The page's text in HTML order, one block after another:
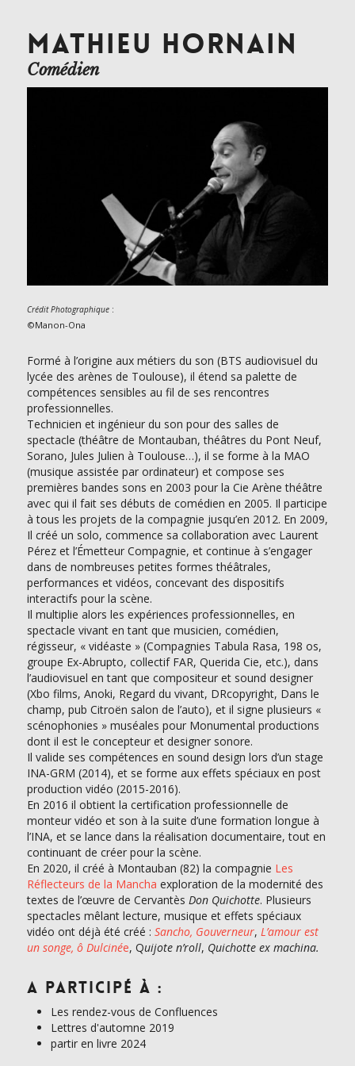
MATHIEU HORNAIN
Comédien
Crédit Photographique:
©Manon-Ona
Formé à l’origine aux métiers du son (BTS audiovisuel du
lycée des arènes de Toulouse), il étend sa palette de
compétences sensibles au fil de ses rencontres
professionnelles.
Technicien et ingénieur du son pour des salles de
spectacle (théâtre de Montauban, théâtres du Pont Neuf,
Sorano, Jules Julien à Toulouse…), il se forme à la MAO
(musique assistée par ordinateur) et compose ses
premières bandes sons en 2003 pour la Cie Arène théâtre
avec qui il fait ses débuts de comédien en 2005. Il participe
à tous les projets de la compagnie jusqu’en 2012. En 2009,
Il créé un solo, commence sa collaboration avec Laurent
Pérez et l’Émetteur Compagnie, et continue à s’engager
dans de nombreuses petites formes théâtrales,
performances et vidéos, concevant des dispositifs
interactifs pour la scène.
Il multiplie alors les expériences professionnelles, en
spectacle vivant en tant que musicien, comédien,
régisseur, « vidéaste » (Compagnies Tabula Rasa, 198 os,
groupe Ex-Abrupto, collectif FAR, Querida Cie, etc.), dans
l’audiovisuel en tant que compositeur et sound designer
(Xbo films, Anoki, Regard du vivant, DRcopyright, Dans le
champ, pub Citroën salon de l’auto), et il signe plusieurs «
scénophonies » muséales pour Monumental productions
dont il est le concepteur et designer sonore.
Il valide ses compétences en sound design lors d’un stage
INA-GRM (2014), et se forme aux effets spéciaux en post
production vidéo (2015-2016).
En 2016 il obtient la certification professionnelle de
monteur vidéo et son à la suite d’une formation longue à
l’INA, et se lance dans la réalisation documentaire, tout en
continuant de créer pour la scène.
En 2020, il créé à Montauban (82) la compagnie Les
Réflecteurs de la Mancha exploration de la modernité des
textes de l’œuvre de Cervantès Don Quichotte. Plusieurs
spectacles mêlant lecture, musique et effets spéciaux
vidéo ont déjà été créé : Sancho, Gouverneur, L’amour est
un songe, ô Dulcinée, Quijote n’roll, Quichotte ex machina.
A participé à :
Les rendez-vous de Confluences
Lettres d'automne 2019
partir en livre 2024